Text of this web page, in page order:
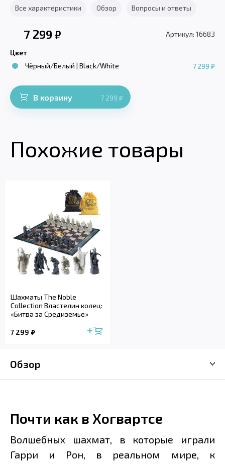
Все характеристики Обзор Вопросы и ответы
7 299 ₽ Артикул: 16683
Цвет
Чёрный/Белый | Black/White
7 299 ₽
В корзину 7 299 ₽
Похожие товары
Шахматы The Noble
Collection Властелин колец:
«Битва за Средиземье»
7 299
Обзор
Почти как в Хогвартсе
Волшебных шахмат, в которые играли
Гарри и Рон, в реальном мире, к